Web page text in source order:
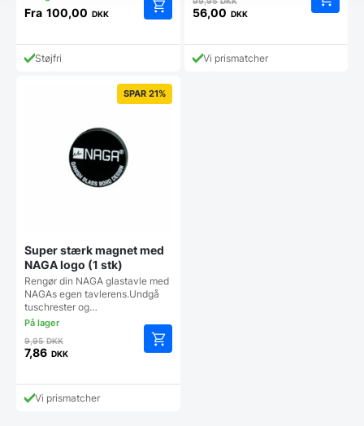
Fra 100,00 DKK
vare
varianter.
Mulighederne
Støjfri
oprindelige
var:
99,95 DKK.
56,00 DKK
aktuelle
prisVi prismatcher
SPAR 21%
Super stærk magnet med
NAGA logo (1 stk)
Rengør din NAGA glastavle med
NAGAs egen tavlerens.Undgå
tuschrester og…
9,95DKKDen
oprindelige
var:
9,95 DKK.
7,86 DKK
aktuelle
prisVi prismatcher